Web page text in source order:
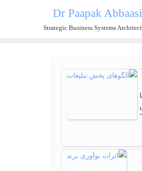
Dr Paapak Abbaasi
Strategic Business Systems Architect